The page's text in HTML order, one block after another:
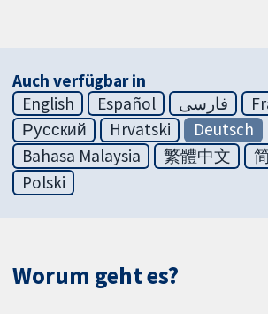
Auch verfügbar in
English
Español فارسی
Русский
Hrvatski
Deutsch
Bahasa Malaysia
繁體中文
Polski
Worum geht es?